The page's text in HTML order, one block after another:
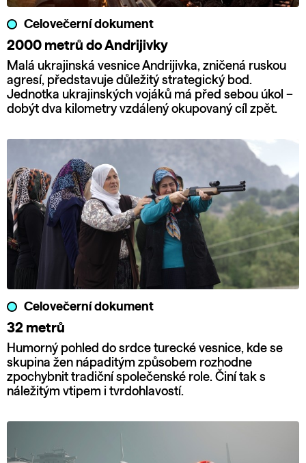
Celovečerní dokument
2000 metrů do Andrijivky
Malá ukrajinská vesnice Andrijivka, zničená ruskou
agresí, představuje důležitý strategický bod.
Jednotka ukrajinských vojáků má před sebou úkol –
dobýt dva kilometry vzdálený okupovaný cíl zpět.
Celovečerní dokument
32 metrů
Humorný pohled do srdce turecké vesnice, kde se
skupina žen nápaditým způsobem rozhodne
zpochybnit tradiční společenské role. Činí tak s
náležitým vtipem i tvrdohlavostí.